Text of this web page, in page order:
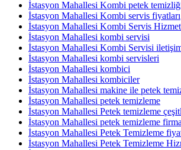
İstasyon Mahallesi Kombi petek
İstasyon Mahallesi Kombi servis fiyatları
İstasyon Mahallesi Kombi Servis
İstasyon Mahallesi kombi servisi
İstasyon Mahallesi Kombi Servisi
İstasyon Mahallesi kombi servisleri
İstasyon Mahallesi kombici
İstasyon Mahallesi kombiciler
İstasyon Mahallesi makine ile petek
İstasyon Mahallesi petek temizleme
İstasyon Mahallesi Petek temizleme
İstasyon Mahallesi petek temizleme
İstasyon Mahallesi Petek Temizleme
İstasyon Mahallesi Petek Temizleme